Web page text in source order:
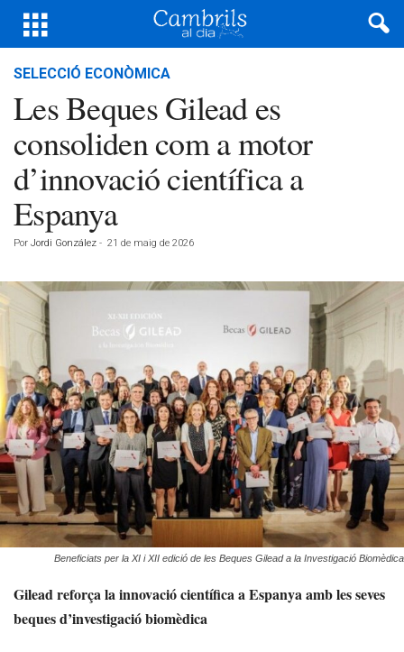
SELECCIÓ ECONÒMICA
Les Beques Gilead es
consoliden com a motor
d’innovació científica a
Espanya
Por Jordi González - 21 de maig de 2026
Beneficiats per la XI i XII edició de les Beques Gilead a la Investigació Biomèdica
Gilead reforça la innovació científica a Espanya amb les seves
beques d’investigació biomèdica